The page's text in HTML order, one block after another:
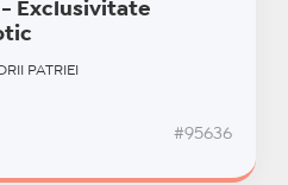
Exclusivitate
PATRIEI
#95636